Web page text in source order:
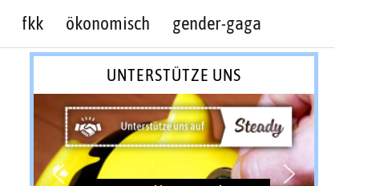
fkk ökonomisch gender-gaga
UNTERSTÜTZE UNS